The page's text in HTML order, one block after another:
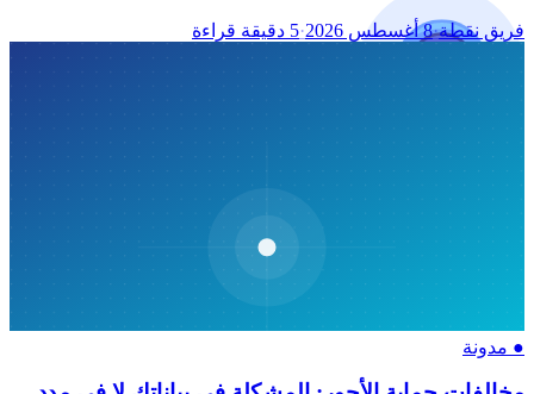
فريق نقطة·8 أغسطس 2026 ·5 دقيقة قراءة
●مدونة